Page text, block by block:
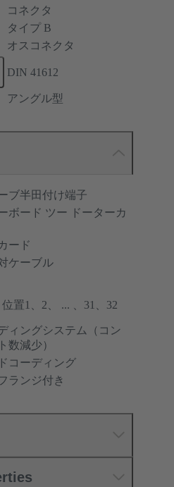
コネクタ
タイプ B
オスコネクタ
DIN 41612
アングル型
ブ半田付け端子
ボード ツー ドーターカ
ード
ケーブル
置1、2、 ... 、31、32
ィングシステム（コン
数減少）
コーディング
ランジ付き